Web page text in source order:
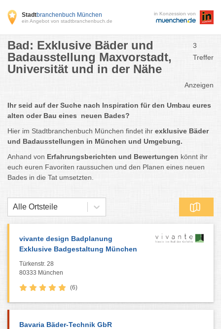
Stadtbranchenbuch München
ein Angebot von stadtbranchenbuch.de
in Konzession von
Bad: Exklusive Bäder und
Badausstellung Maxvorstadt,
Universität und in der Nähe
3
Treffer
Anzeigen
Ihr seid auf der Suche nach Inspiration für den Umbau eures
alten oder Bau eines neuen Bades?
Hier im Stadtbranchenbuch München findet ihr exklusive Bäder
und Badausstellungen in München und Umgebung.
Anhand von Erfahrungsberichten und Bewertungen könnt ihr
euch euren Favoriten raussuchen und den Planen eines neuen
Bades in die Tat umsetzten.
Alle Ortsteile
vivante design Badplanung
Exklusive Badgestaltung München
Türkenstr. 28
80333 München
(6)
Bavaria Bäder-Technik GbR